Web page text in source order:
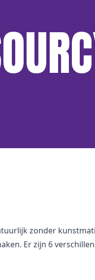
zonder
Er zijn 6